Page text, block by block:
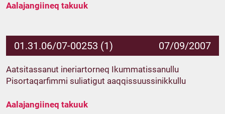
Aalajangiineq takuuk
01.31.06/07-00253 (1) 07/09/2007
Aatsitassanut ineriartorneq Ikummatissanullu
Pisortaqarfimmi suliatigut aaqqissuussinikkullu
Aalajangiineq takuuk